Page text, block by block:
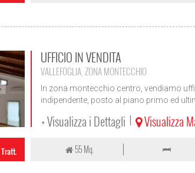
UFFICIO IN VENDITA
VALLEFOGLIA, ZONA MONTECCHIO
In zona montecchio centro, vendiamo
indipendente, posto al piano primo ed
+ Visualizza i Dettagli |
Visualizza
Tratt. 55 Mq.